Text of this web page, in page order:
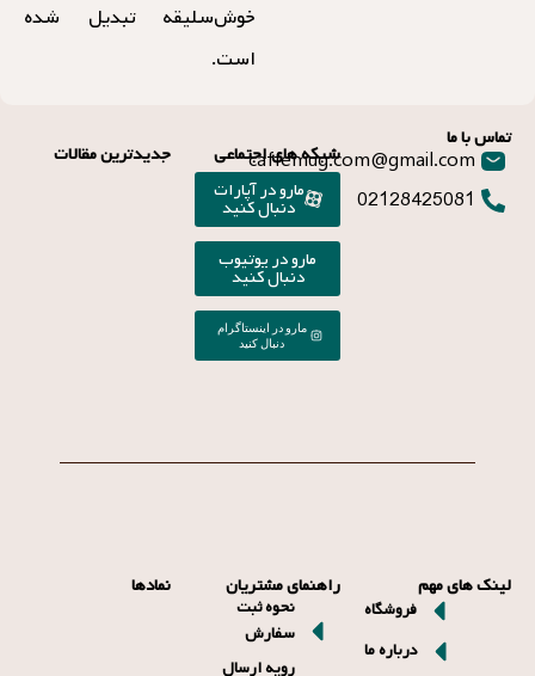
خوش‌سلیقه تبدیل شده
است.
تماس با ما
caffemug.com@gmail.com
02128425081
شبکه های اجتماعی
مارو در آپارات
دنبال کنید
مارو در یوتیوب
دنبال کنید
مارو در اینستاگرام
دنبال کنید
جدیدترین مقالات
لینک های مهم
فروشگاه
درباره ما
راهنمای مشتریان
نحوه ثبت
سفارش
رویه ارسال
نمادها